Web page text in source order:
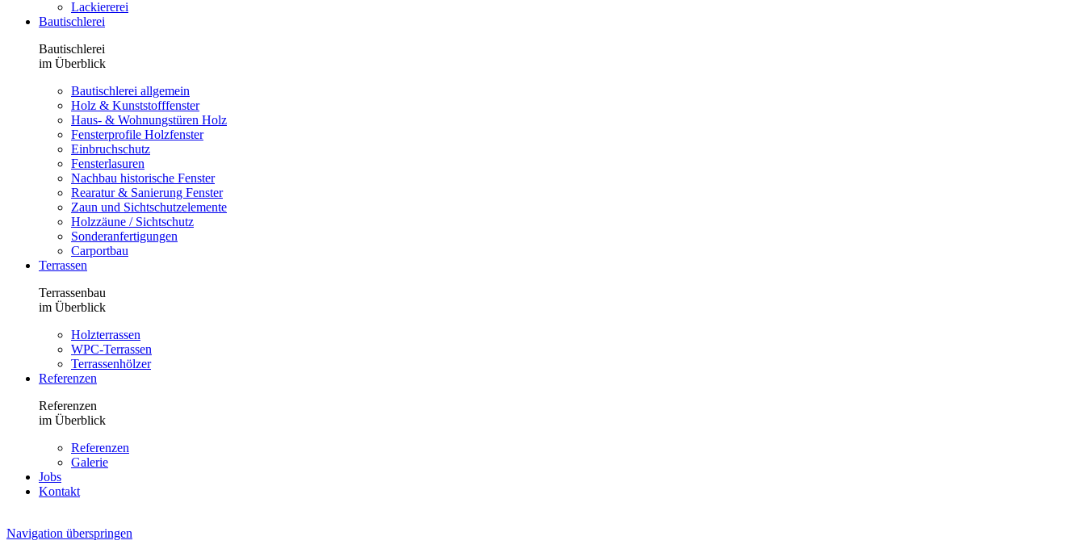
Lackiererei
Bautischlerei
Bautischlerei
im Überblick
Bautischlerei allgemein
Holz & Kunststofffenster
Haus- & Wohnungstüren Holz
Fensterprofile Holzfenster
Einbruchschutz
Fensterlasuren
Nachbau historische Fenster
Rearatur & Sanierung Fenster
Zaun und Sichtschutzelemente
Holzzäune / Sichtschutz
Sonderanfertigungen
Carportbau
Terrassen
Terrassenbau
im Überblick
Holzterrassen
WPC-Terrassen
Terrassenhölzer
Referenzen
Referenzen
im Überblick
Referenzen
Galerie
Jobs
Kontakt
Navigation überspringen